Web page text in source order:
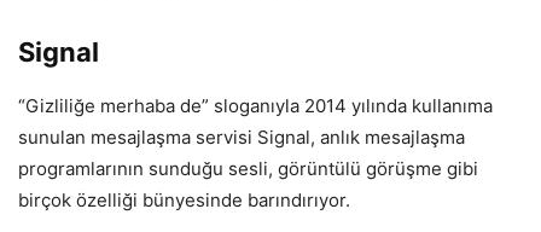
Signal
“Gizliliğe merhaba de” sloganıyla 2014 yılında kullanıma
sunulan mesajlaşma servisi Signal, anlık mesajlaşma
programlarının sunduğu sesli, görüntülü görüşme gibi
birçok özelliği bünyesinde barındırıyor.